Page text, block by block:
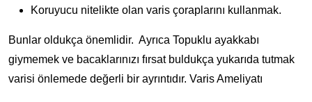
Koruyucu nitelikte olan varis çoraplarını kullanmak.
Bunlar oldukça önemlidir. Ayrıca Topuklu ayakkabı
giymemek ve bacaklarınızı fırsat buldukça yukarıda tutmak
varisi önlemede değerli bir ayrıntıdır. Varis Ameliyatı